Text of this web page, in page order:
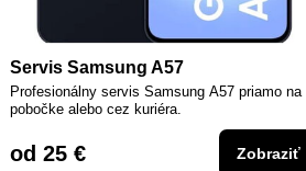
Servis Samsung A57
Profesionálny servis Samsung A57 priamo na
pobočke alebo cez kuriéra.
od 25 € Zobraziť